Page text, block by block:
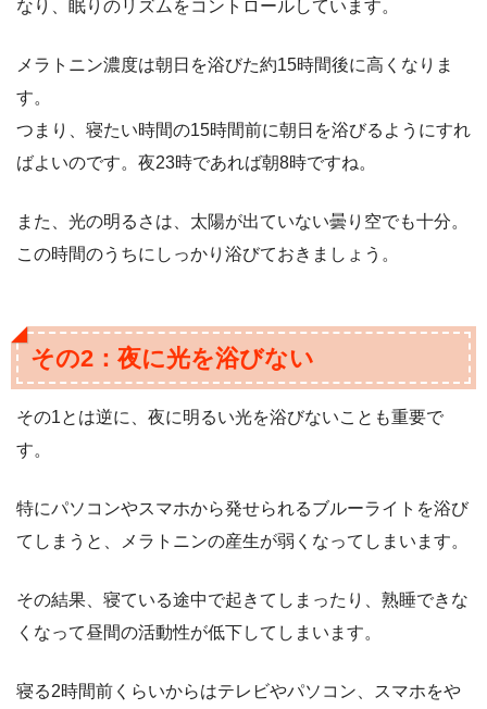
なり、眠りのリズムをコントロールしています。
メラトニン濃度は朝日を浴びた約15時間後に高くなりま
す。
つまり、寝たい時間の15時間前に朝日を浴びるようにすれ
ばよいのです。夜23時であれば朝8時ですね。
また、光の明るさは、太陽が出ていない曇り空でも十分。
この時間のうちにしっかり浴びておきましょう。
その2：夜に光を浴びない
その1とは逆に、夜に明るい光を浴びないことも重要で
す。
特にパソコンやスマホから発せられるブルーライトを浴び
てしまうと、メラトニンの産生が弱くなってしまいます。
その結果、寝ている途中で起きてしまったり、熟睡できな
くなって昼間の活動性が低下してしまいます。
寝る2時間前くらいからはテレビやパソコン、スマホをや